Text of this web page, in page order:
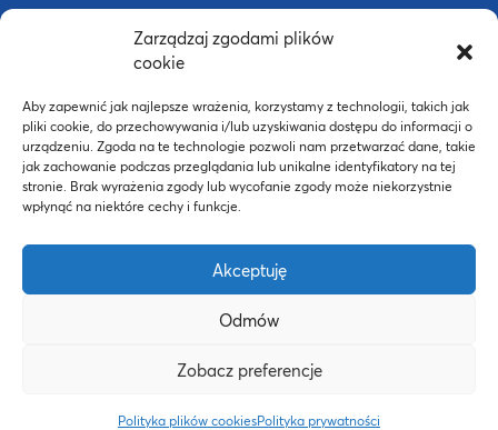
Zarządzaj zgodami plików
cookie
Aby zapewnić jak najlepsze wrażenia, korzystamy z technologii, takich jak
pliki cookie, do przechowywania i/lub uzyskiwania dostępu do informacji o
urządzeniu. Zgoda na te technologie pozwoli nam przetwarzać dane, takie
jak zachowanie podczas przeglądania lub unikalne identyfikatory na tej
stronie. Brak wyrażenia zgody lub wycofanie zgody może niekorzystnie
wpłynąć na niektóre cechy i funkcje.
Akceptuję
Odmów
Zobacz preferencje
Polityka plików cookiesPolityka prywatności
Akademia Wychowania Fizycznego w
Wykonanie:nFinity.pl
środków Europejskiego Funduszu Społecznego oraz